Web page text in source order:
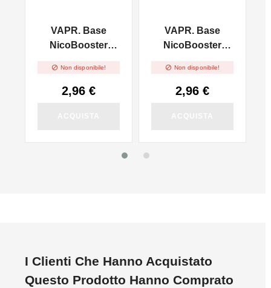
VAPR. Base
NicoBooster
 Non disponibile!
2,96 €
VAPR. Base
NicoBooster
 Non disponibile!
2,96 €
I Clienti Che Hanno Acquistato
Questo Prodotto Hanno Comprato